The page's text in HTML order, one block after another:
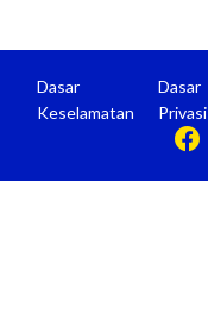
Dasar
Keselamatan
Dasar
Privasi